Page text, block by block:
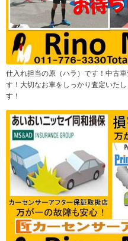
仕入れ担当の原（ハラ）です！中古
す！大切なお車をしっかり査定いた
す！